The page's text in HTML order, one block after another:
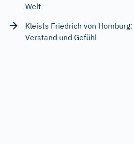
Welt
Kleists Friedrich von
Verstand und Gefühl